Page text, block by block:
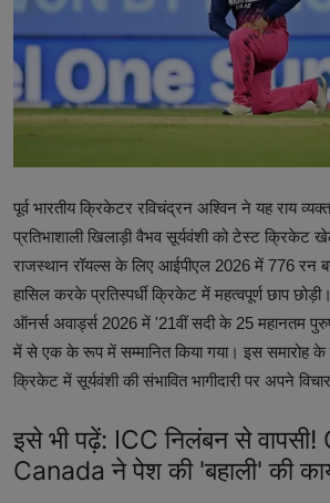
टेक्नोलॉजी
वर्ल्ड
राशिफल
Poll
Contact
Gallery
Terms of Service
Privacy Policy
Cookies Policy
पूर्व भारतीय क्रिकेटर रविचंद्रन अश्विन ने यह राय
प्रतिभाशाली खिलाड़ी वैभव सूर्यवंशी को टेस्ट क्रिकेट
राजस्थान रॉयल्स के लिए आईपीएल 2026 में 776
हासिल करके प्रतिस्पर्धी क्रिकेट में महत्वपूर्ण छाप
ऑनर्स अवार्ड्स 2026 में '21वीं सदी के 25 महानतम
में से एक के रूप में सम्मानित किया गया। इस समारोह के
क्रिकेट में सूर्यवंशी की संभावित भागीदारी पर अपने
इसे भी पढ़ें: ICC निलंबन से
Canada ने पेश की 'बहाली' की